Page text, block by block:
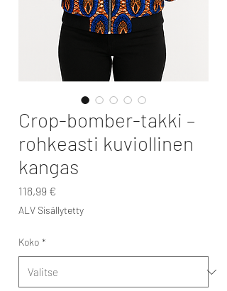
Crop-bomber-takki –
rohkeasti kuviollinen
kangas
118,99 €
ALV Sisällytetty
Koko *